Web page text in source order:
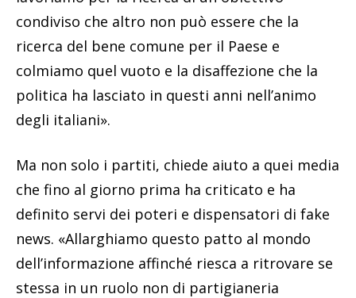
condiviso che altro non può essere che la
ricerca del bene comune per il Paese e
colmiamo quel vuoto e la disaffezione che la
politica ha lasciato in questi anni nell’animo
degli italiani».
Ma non solo i partiti, chiede aiuto a quei media
che fino al giorno prima ha criticato e ha
definito servi dei poteri e dispensatori di fake
news. «Allarghiamo questo patto al mondo
dell’informazione affinché riesca a ritrovare se
stessa in un ruolo non di partigianeria